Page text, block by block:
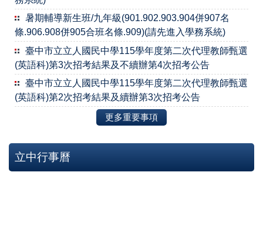
暑期輔導新生班/九年級(901.902.903.904併907名
條.906.908併905合班名條.909)(請先進入學務系統)
臺中市立立人國民中學115學年度第二次代理教師甄選
(英語科)第3次招考結果及不續辦第4次招考公告
臺中市立立人國民中學115學年度第二次代理教師甄選
(英語科)第2次招考結果及續辦第3次招考公告
更多重要事項
立中行事曆